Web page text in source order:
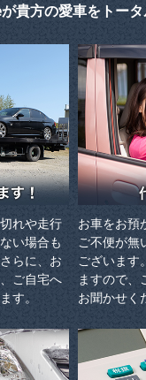
貴方の愛車をトータ
れや走行
い場合も
らに、お
ご自宅へ
す。
お車をお預
ご不便が無
ございます
ますので、
お聞かせく